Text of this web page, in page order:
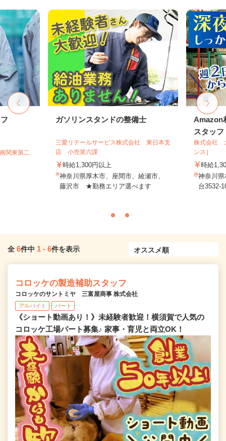
関東第二
ガソリンスタンドの整備士
三愛リテールサービス株式会社 東日本支
店 小売第六課
時給1,300円以上
神奈川県厚木市、座間市、綾瀬市、
藤沢市 ★勤務エリア選べます
Amazon
スタッフ
株式会社
ンス］
時給
神奈川
台
全 6件中 1 - 6件を表示
コロッケの製造補助スタッフ
コロッケのサントミヤ 三富屋商事 株式会社
アルバイト パート
《ショート動画あり！》未経験者歓迎！横須賀で人気の
コロッケ工場パート募集♪ 家事・育児と両立OK！